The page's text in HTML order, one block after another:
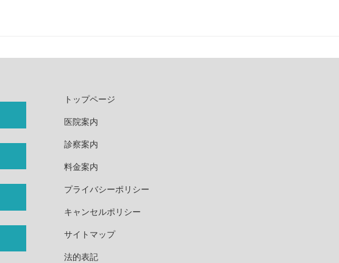
トップページ
医院案内
診察案内
料金案内
プライバシーポリシー
キャンセルポリシー
サイトマップ
法的表記